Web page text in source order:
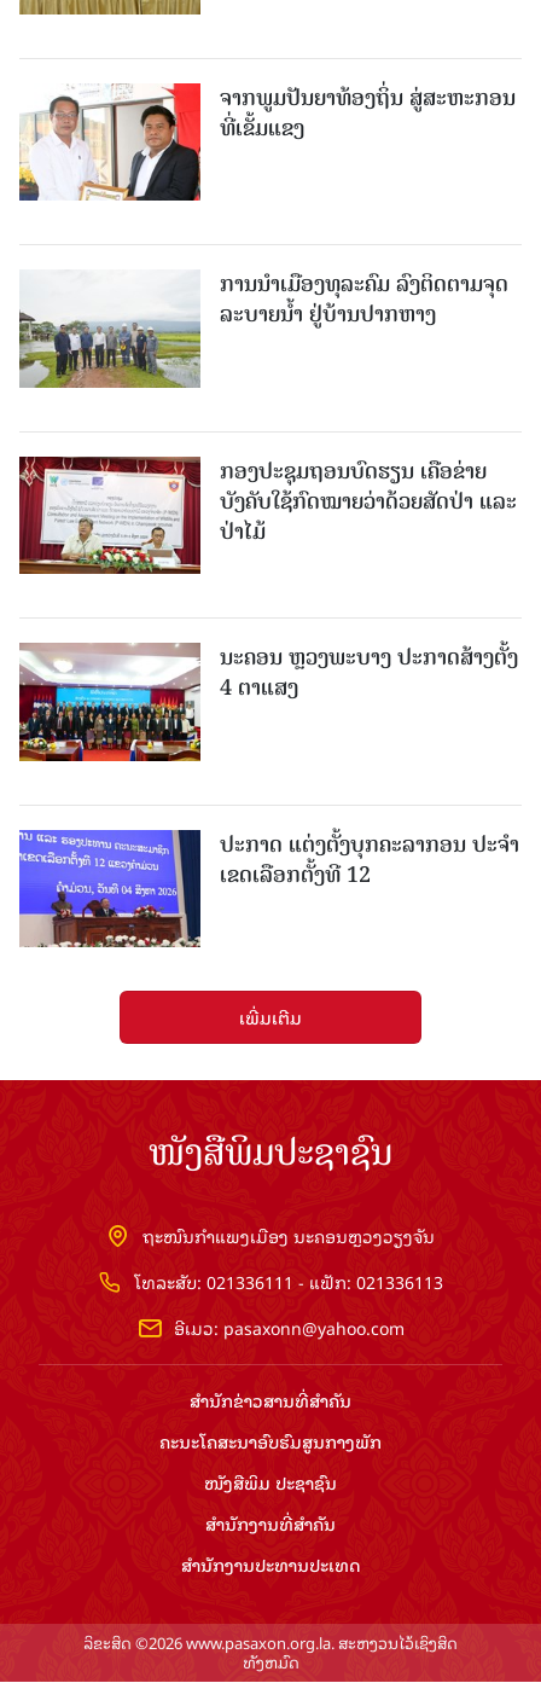
ຈາກພູມປັນຍາທ້ອງຖິ່ນ ສູ່ສະຫະກອນ
ທີ່ເຂັ້ມແຂງ
ການນໍາເມືອງທຸລະຄົມ ລົງຕິດຕາມຈຸດ
ລະບາຍນໍ້າ ຢູ່ບ້ານປາກຫາງ
ກອງປະຊຸມຖອນບົດຮຽນ ເຄືອຂ່າຍ
ບັງຄັບໃຊ້ກົດໝາຍວ່າດ້ວຍສັດປ່າ ແລະ
ປ່າໄມ້
ນະຄອນ ຫຼວງພະບາງ ປະ​ກາດ​ສ້າງ​ຕັ້ງ
4 ຕາແສງ
ປະກາດ ແຕ່ງຕັ້ງບຸກຄະລາກອນ ປະຈໍາ
ເຂດເລືອກຕັ້ງທີ 12
ເພີ່ມເຕີມ
ໜັງສືພິມປະຊາຊົນ
ຖະໜົນກຳແພງເມືອງ ນະຄອນຫຼວງວຽງຈັນ
ໂທລະສັບ: 021336111 - ແຟັກ: 021336113
ອີເມວ: pasaxonn@yahoo.com
ສຳ​ນັກ​ຂ່າວ​ສານ​ທີ່​ສຳ​ຄັນ​
ຄະນະໂຄສະນາອົບຮົມ​ສູນ​ກາງ​ພັກ
ໜັງສືພິມ ປະ​ຊາ​ຊົນ
ສຳ​ນັກ​ງານ​ທີ່​ສຳ​ຄັນ
ສຳ​ນັກ​ງານ​ປະ​ທານ​ປະ​ເທດ
ລິຂະສິດ ©2026 www.pasaxon.org.la. ສະຫງວນໄວ້ເຊິງສິດ
ທັງຫມົດ